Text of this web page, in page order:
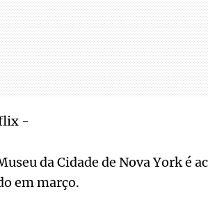
-
da Cidade de Nova York é
em março.